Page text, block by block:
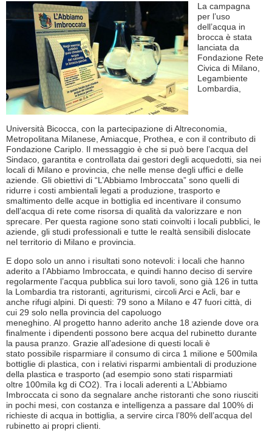
La campagna
per l’uso
dell’acqua in
brocca è stata
lanciata da
Fondazione Rete
Civica di Milano,
Legambiente
Lombardia,
Università Bicocca, con la partecipazione di Altreconomia,
Metropolitana Milanese, Amiacque, Prothea, e con il contributo di
Fondazione Cariplo. Il messaggio è che si può bere l’acqua del
Sindaco, garantita e controllata dai gestori degli acquedotti, sia nei
locali di Milano e provincia, che nelle mense degli uffici e delle
aziende. Gli obiettivi di “L’Abbiamo Imbroccata” sono quelli di
ridurre i costi ambientali legati a produzione, trasporto e
smaltimento delle acque in bottiglia ed incentivare il consumo
dell’acqua di rete come risorsa di qualità da valorizzare e non
sprecare. Per questa ragione sono stati coinvolti i locali pubblici, le
aziende, gli studi professionali e tutte le realtà sensibili dislocate
nel territorio di Milano e provincia.
E dopo solo un anno i risultati sono notevoli: i locali che hanno
aderito a l’Abbiamo Imbroccata, e quindi hanno deciso di servire
regolarmente l’acqua pubblica sui loro tavoli, sono già 126 in tutta
la Lombardia tra ristoranti, agriturismi, circoli Arci e Acli, bar e
anche rifugi alpini. Di questi: 79 sono a Milano e 47 fuori città, di
cui 29 solo nella provincia del capoluogo
meneghino. Al progetto hanno aderito anche 18 aziende dove ora
finalmente i dipendenti possono bere acqua del rubinetto durante
la pausa pranzo. Grazie all’adesione di questi locali è
stato possibile risparmiare il consumo di circa 1 milione e 500mila
bottiglie di plastica, con i relativi risparmi ambientali di produzione
della plastica e trasporto (ad esempio sono stati risparmiati
oltre 100mila kg di CO2). Tra i locali aderenti a L’Abbiamo
Imbroccata ci sono da segnalare anche ristoranti che sono riusciti
in pochi mesi, con costanza e intelligenza a passare dal 100% di
richieste di acqua in bottiglia, a servire circa l’80% dell’acqua del
rubinetto ai propri clienti.